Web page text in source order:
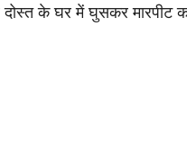
दोस्त के घर में घुसकर